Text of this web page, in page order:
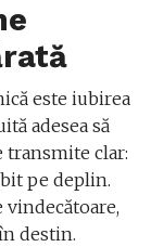
este iubirea
adesea să
transmite clar:
pe deplin.
vindecătoare,
destin.